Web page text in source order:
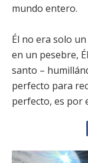
mundo entero.
Él no era solo
en un pesebre,
santo –
perfecto para
perfecto, es por